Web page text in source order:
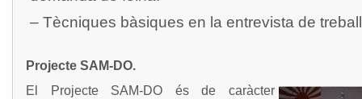
– Tècniques bàsiques en la entrevista de
Projecte SAM-DO.
El Projecte SAM-DO és de caràcter